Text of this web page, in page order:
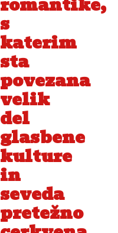
s
katerim
sta
povezana
velik
del
glasbene
kulture
in
seveda
pretežno